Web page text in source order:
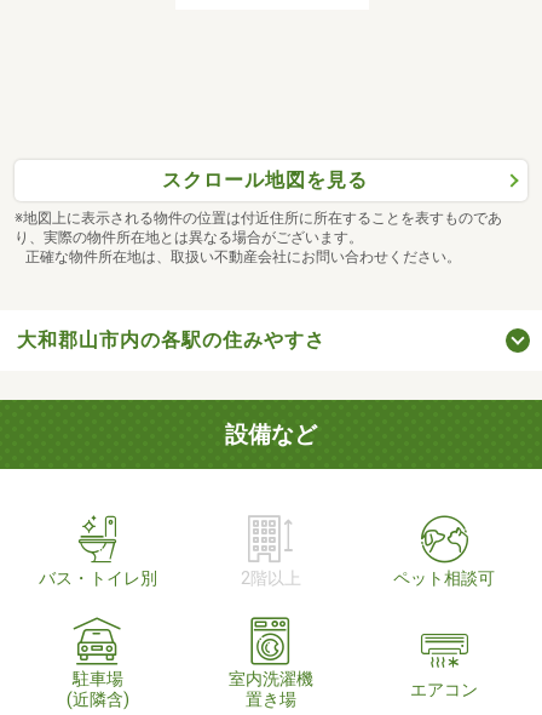
スクロール地図を見る
※地図上に表示される物件の位置は付近住所に所在することを表すものであ
り、実際の物件所在地とは異なる場合がございます。
正確な物件所在地は、取扱い不動産会社にお問い合わせください。
大和郡山市内の各駅の住みやすさ
設備など
バス・トイレ別 2階以上 ペット相談可
駐車場
(近隣含)
室内洗濯機
置き場
エアコン